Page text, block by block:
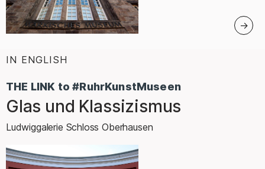
IN ENGLISH
THE LINK to #RuhrKunstMuseen
–
Glas und Klassizismus
Ludwiggalerie Schloss Oberhausen